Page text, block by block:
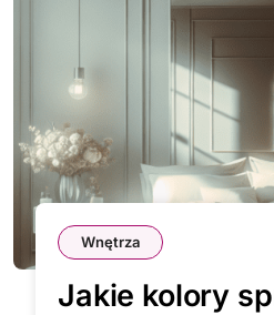
Wnętrza
Jakie kolory